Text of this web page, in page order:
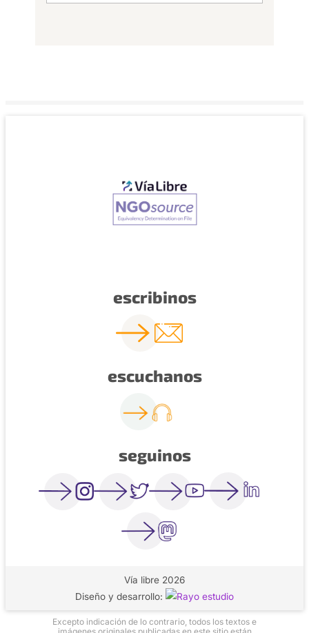
escribinos
escuchanos
seguinos
Vía libre 2026
Diseño y desarrollo:
Excepto indicación de lo contrario, todos los textos e